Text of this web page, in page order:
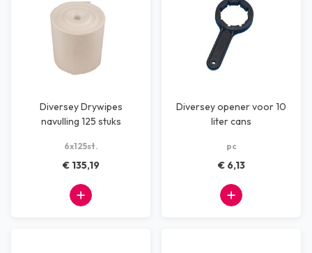
Diversey Drywipes
navulling 125 stuks
6x125st.
€ 135,19
Diversey opener voor 10
liter cans
pc
€ 6,13